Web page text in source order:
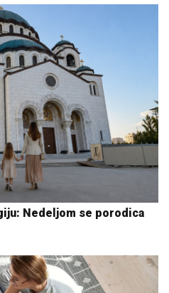
Nedeljom se porodica